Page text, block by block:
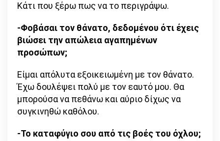
Κάτι που ξέρω πως να το περιγράψω.
-Φοβάσαι τον θάνατο, δεδομένου ότι έχεις
βιώσει την απώλεια αγαπημένων
προσώπων;
Είμαι απόλυτα εξοικειωμένη με τον θάνατο.
Έχω δουλέψει πολύ με τον εαυτό μου. Θα
μπορούσα να πεθάνω και αύριο δίχως να
συγκινηθώ καθόλου.
-Το καταφύγιο σου από τις βοές του όχλου;